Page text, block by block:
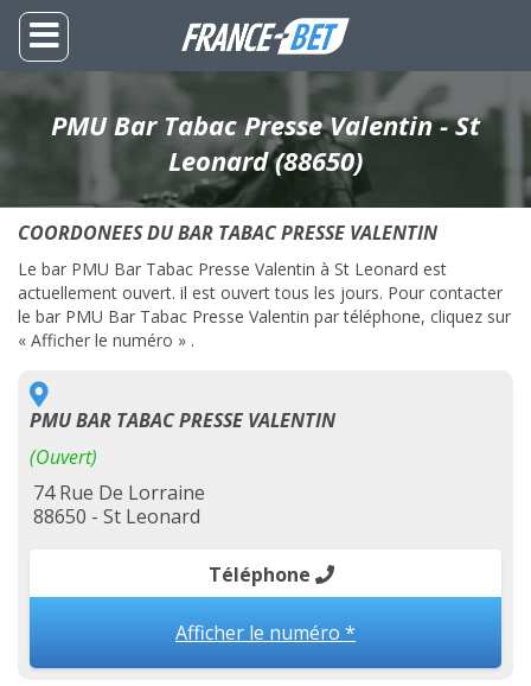
PMU Bar Tabac Presse Valentin - St
Leonard (88650)
COORDONEES DU BAR TABAC PRESSE VALENTIN
Le bar PMU Bar Tabac Presse Valentin à St Leonard est
actuellement ouvert. il est ouvert tous les jours. Pour contacter
le bar PMU Bar Tabac Presse Valentin par téléphone, cliquez sur
« Afficher le numéro » .
PMU BAR TABAC PRESSE VALENTIN
(Ouvert)
74 Rue De Lorraine
88650 - St Leonard
Téléphone
Afficher le numéro *